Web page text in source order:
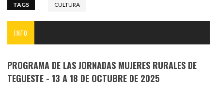
TAGS CULTURA
INFO
PROGRAMA DE LAS JORNADAS MUJERES RURALES DE
TEGUESTE - 13 A 18 DE OCTUBRE DE 2025